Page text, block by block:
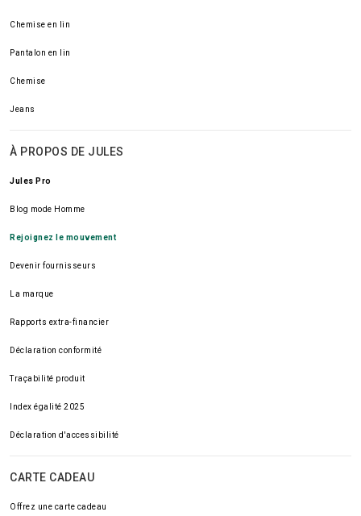
Chemise en lin
Pantalon en lin
Chemise
Jeans
À PROPOS DE JULES
Jules Pro
Blog mode Homme
Rejoignez le mouvement
Devenir fournisseurs
La marque
Rapports extra-financier
Déclaration conformité
Traçabilité produit
Index égalité 2025
Déclaration d'accessibilité
CARTE CADEAU
Offrez une carte cadeau